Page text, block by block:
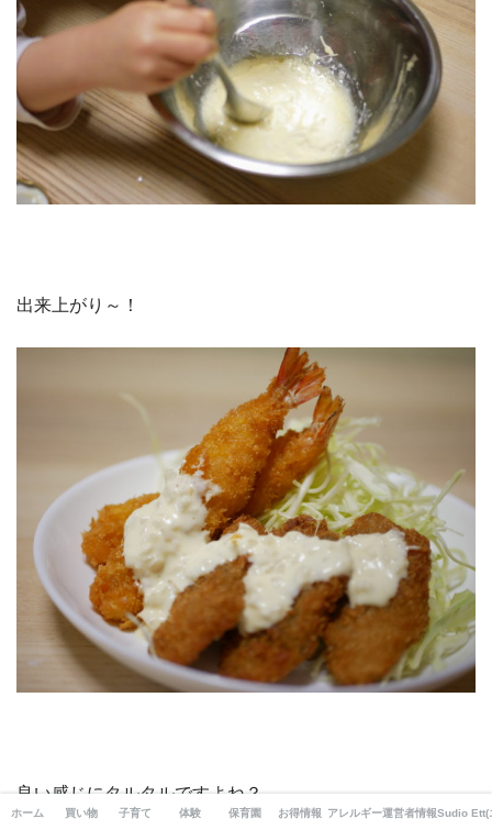
出来上がり～！
良い感じにタルタルですよね？
ホーム 買い物 子育て 体験 保育園 お得情報 アレルギー運営者情報/お問い合
Sudio Ett(